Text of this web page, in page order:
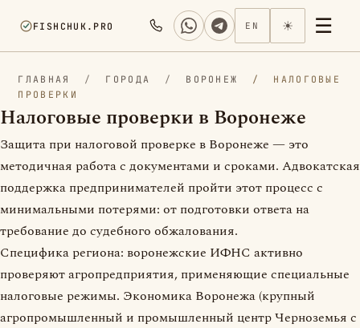
FISHCHUK.PRO EN ☀ ☰
ГЛАВНАЯ / ГОРОДА / ВОРОНЕЖ /
НАЛОГОВЫЕ
ПРОВЕРКИ
Налоговые проверки в Воронеже
Защита при налоговой проверке в Воронеже — это
методичная работа с документами и сроками. Адвокатская
поддержка предпринимателей пройти этот процесс с
минимальными потерями: от подготовки ответа на
требование до судебного обжалования.
Специфика региона: воронежские ИФНС активно
проверяют агропредприятия, применяющие специальные
налоговые режимы. Экономика Воронежа (крупный
агропромышленный и промышленный центр Черноземья с